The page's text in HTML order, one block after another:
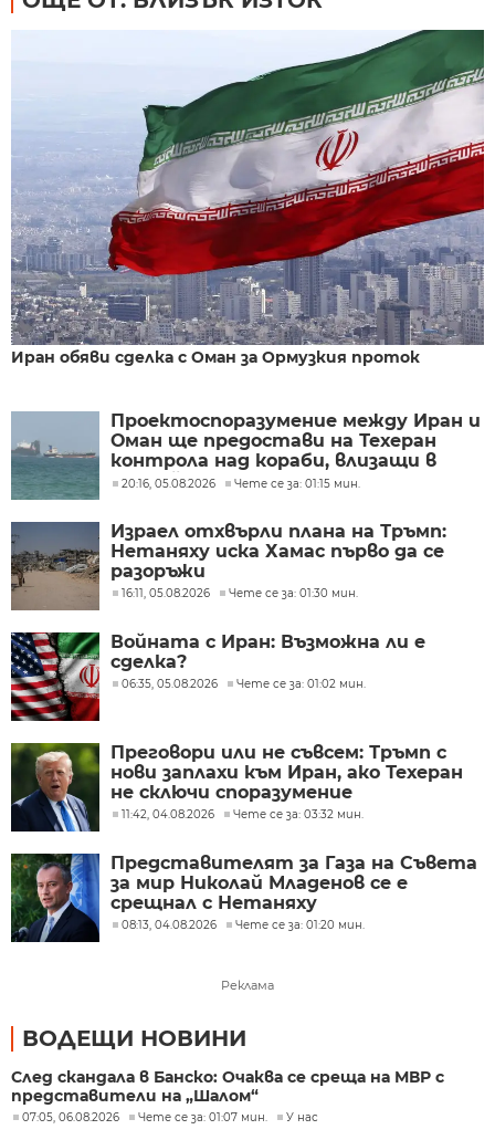
Иран обяви сделка с Оман за Ормузкия проток
Проектоспоразумение между Иран и
Оман ще предостави на Техеран
контрола над кораби, влизащи в
Персийския залив?
20:16, 05.08.2026 Чете се за: 01:15 мин.
Израел отхвърли плана на Тръмп:
Нетаняху иска Хамас първо да се
разоръжи
16:11, 05.08.2026 Чете се за: 01:30 мин.
Войната с Иран: Възможна ли е
сделка?
06:35, 05.08.2026 Чете се за: 01:02 мин.
Преговори или не съвсем: Тръмп с
нови заплахи към Иран, ако Техеран
не сключи споразумение
11:42, 04.08.2026 Чете се за: 03:32 мин.
Представителят за Газа на Съвета
за мир Николай Младенов се е
срещнал с Нетаняху
08:13, 04.08.2026 Чете се за: 01:20 мин.
Реклама
ВОДЕЩИ НОВИНИ
След скандала в Банско: Очаква се среща на МВР с
представители на „Шалом“
07:05, 06.08.2026 Чете се за: 01:07 мин. У нас